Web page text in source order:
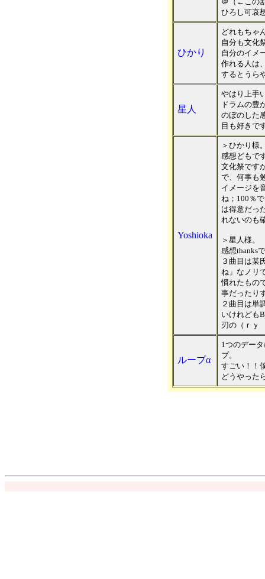
ひろし可哀
ひかり
どれもちゃ
自分も文化
自分のイメ
作れる人は
するとうら
星人
やはり上手
ドラムの豊
のぼのした
目も好きで
Yoshioka
＞ひかり様
感想どもで
文化祭です
で、何事も
イメージを
ね；100％
は得意だっ
れないのも
＞星人様。
感想thanks
３曲目は某
ね」なノリ
慣れたもの
事だったり
２曲目は単
いけれども
刃の（ｒｙ
ループα
1つのデー
プ。
すごい！！
どうやった